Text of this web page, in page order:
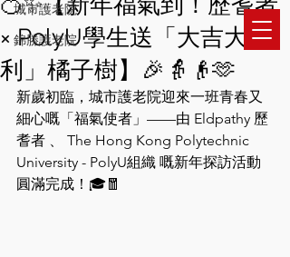
​城市護老之家有限公司
​城市護老之家(皇冠)有限公司
城市護老院
錦勝護老院
× PolyU學生送「大吉大
利」橘子樹】🎉👵👴🫶
新歲初臨，城市護老院迎來一班青春又
細心嘅「福氣使者」——由 Eldpathy 歷
耆者 、 The Hong Kong Polytechnic
University - PolyU組織 嘅新年探訪活動
圓滿完成！🎓🧧